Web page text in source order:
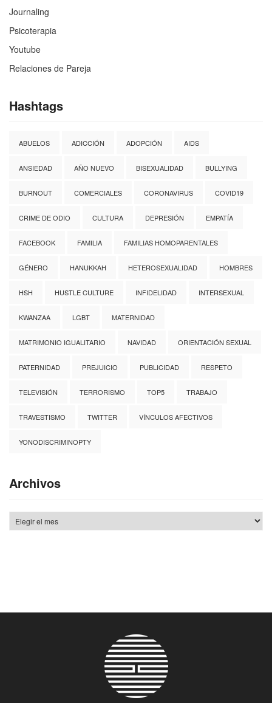
Journaling
Psicoterapia
Youtube
Relaciones de Pareja
Hashtags
ABUELOS ADICCIÓN ADOPCIÓN AIDS
ANSIEDAD AÑO NUEVO BISEXUALIDAD BULLYING
BURNOUT COMERCIALES CORONAVIRUS COVID19
CRIME DE ODIO CULTURA DEPRESIÓN EMPATÍA
FACEBOOK FAMILIA FAMILIAS HOMOPARENTALES
GÉNERO HANUKKAH HETEROSEXUALIDAD HOMBRES
HSH HUSTLE CULTURE INFIDELIDAD INTERSEXUAL
KWANZAA LGBT MATERNIDAD
MATRIMONIO IGUALITARIO NAVIDAD ORIENTACIÓN SEXUAL
PATERNIDAD PREJUICIO PUBLICIDAD RESPETO
TELEVISIÓN TERRORISMO TOP5 TRABAJO
TRAVESTISMO TWITTER VÍNCULOS AFECTIVOS
YONODISCRIMINOPTY
Archivos
Archivos